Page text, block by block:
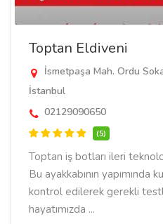
Toptan Eldiveni
İsmetpaşa Mah. Ordu
İstanbul
02129090650
(5)
Toptan iş botları ileri
Bu ayakkabının yapımında
kontrol edilerek gerekli
hayatımızda ...